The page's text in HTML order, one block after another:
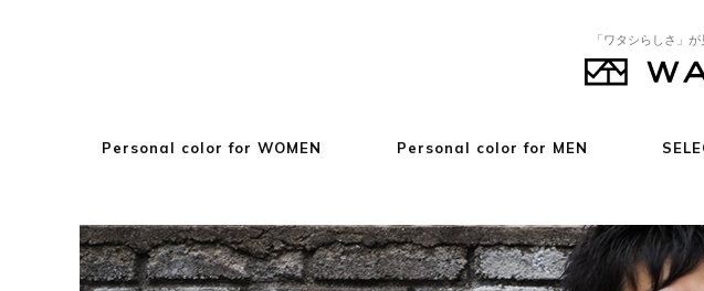
「ワタシらしさ」
Personal color for WOMEN Personal color for MEN